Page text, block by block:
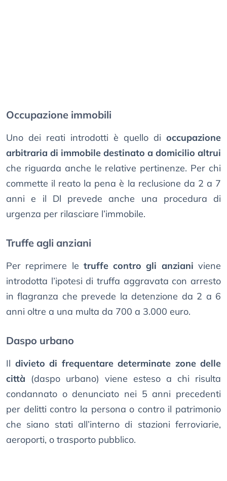
Occupazione immobili
Uno dei reati introdotti è quello di occupazione
arbitraria di immobile destinato a domicilio altrui
che riguarda anche le relative pertinenze. Per chi
commette il reato la pena è la reclusione da 2 a 7
anni e il Dl prevede anche una procedura di
urgenza per rilasciare l’immobile.
Truffe agli anziani
Per reprimere le truffe contro gli anziani viene
introdotta l’ipotesi di truffa aggravata con arresto
in flagranza che prevede la detenzione da 2 a 6
anni oltre a una multa da 700 a 3.000 euro.
Daspo urbano
Il divieto di frequentare determinate zone delle
città (daspo urbano) viene esteso a chi risulta
condannato o denunciato nei 5 anni precedenti
per delitti contro la persona o contro il patrimonio
che siano stati all’interno di stazioni ferroviarie,
aeroporti, o trasporto pubblico.